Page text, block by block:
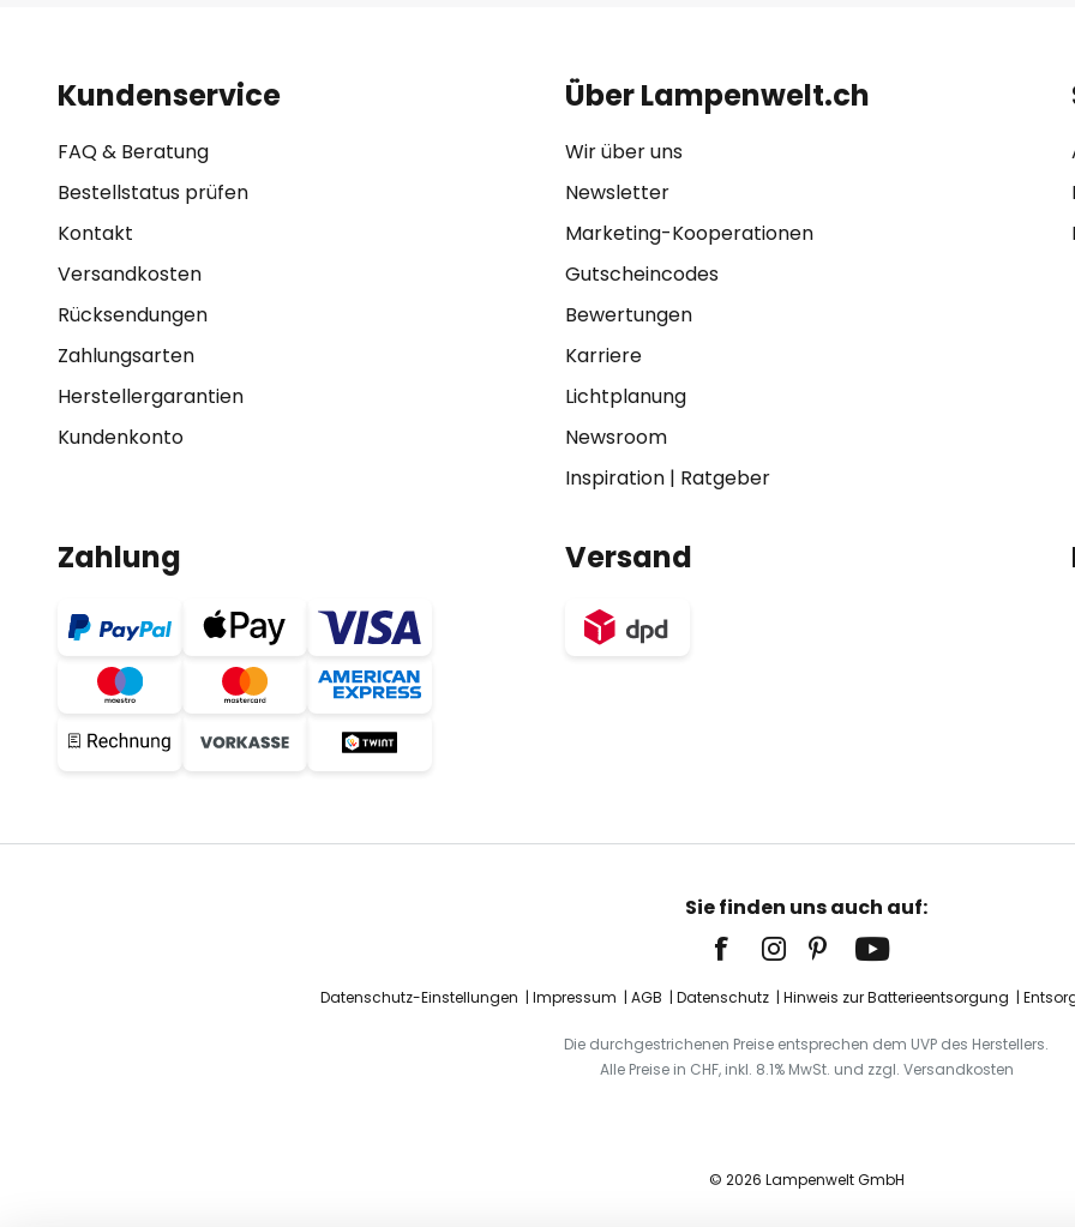
Kundenservice
FAQ & Beratung
Bestellstatus prüfen
Kontakt
Versandkosten
Rücksendungen
Zahlungsarten
Herstellergarantien
Kundenkonto
Über Lampenwelt.ch
Wir über uns
Newsletter
Marketing-Kooperationen
Gutscheincodes
Bewertungen
Karriere
Lichtplanung
Newsroom
Inspiration| Ratgeber
Zahlung Versand
Sie finden uns auch auf:
Datenschutz-Einstellungen Impressum AGB Datenschutz Hinweis zur Batterieentsorgung
Die durchgestrichenen Preise entsprechen dem UVP des Herstellers.
Alle Preise in CHF, inkl. 8.1% MwSt. und zzgl. Versandkosten
© 2026 Lampenwelt GmbH